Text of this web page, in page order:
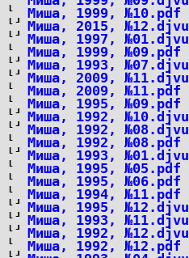
Миша, 1999, №10.pdf
Миша, 2015, №12.djvu
Миша, 1997, №01.djvu
Миша, 1999, №09.pdf
Миша, 1993, №07.djvu
Миша, 2009, №11.djvu
Миша, 2009, №11.pdf
Миша, 1995, №09.pdf
Миша, 1992, №10.djvu
Миша, 1992, №08.djvu
Миша, 1992, №08.pdf
Миша, 1993, №01.djvu
Миша, 1995, №05.pdf
Миша, 1995, №06.pdf
Миша, 1994, №11.pdf
Миша, 1995, №12.djvu
Миша, 1993, №11.djvu
Миша, 1992, №12.djvu
Миша, 1992, №12.pdf